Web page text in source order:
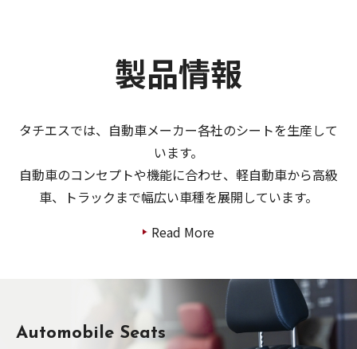
製品情報
タチエスでは、自動車メーカー各社のシートを生産して
います。
自動車のコンセプトや機能に合わせ、軽自動車から高級
車、トラックまで幅広い車種を展開しています。
Read More
Automobile Seats